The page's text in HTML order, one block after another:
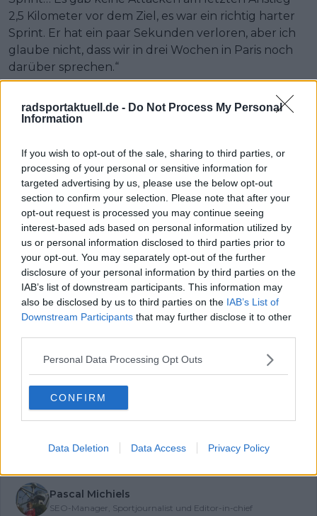
radsportaktuell.de - Do Not Process My Personal
Information
If you wish to opt-out of the sale, sharing to third parties, or
processing of your personal or sensitive information for
targeted advertising by us, please use the below opt-out
section to confirm your selection. Please note that after your
opt-out request is processed you may continue seeing
interest-based ads based on personal information utilized by
us or personal information disclosed to third parties prior to
your opt-out. You may separately opt-out of the further
disclosure of your personal information by third parties on the
IAB’s list of downstream participants. This information may
also be disclosed by us to third parties on the IAB’s List of
Downstream Participants that may further disclose it to other
Personal Data Processing Opt Outs
CONFIRM
Data Deletion Data Access Privacy Policy
2,5 Kilometer vor dem Ziel, es war ein richtig harter
Sprint. Er hat ein paar Sekunden verloren, aber ich
glaube nicht, dass wir in drei Wochen in Paris noch
darüber sprechen.“
„Wichtig ist, dass nichts Schlimmeres passiert ist“,
atmete er auf. „Wir waren vor allem darauf
zerfällt und es mit den Absperrungen Lücken
geben würde. Kommissäre. Das hätte uns in eine
sehr schwierige Lage gebracht. Trotz allem schlägt
er sich gar nicht so schlecht.“
Jetzt kostenlos den RadsportAktuell-
Newsletter abonnieren!
Nachdem du auf „Abonnieren“ geklickt hast,
erhältst du sofort eine E-Mail von uns. Bei
Ordner – überprüfe ihn daher bitte ebenfalls.
Alle wichtigen News, Ergebnisse und
Rennvorschauen – täglich kompakt per E-
Mail.
Pascal Michiels
SEO-Manager, Sportjournalist und Editor-in-chief